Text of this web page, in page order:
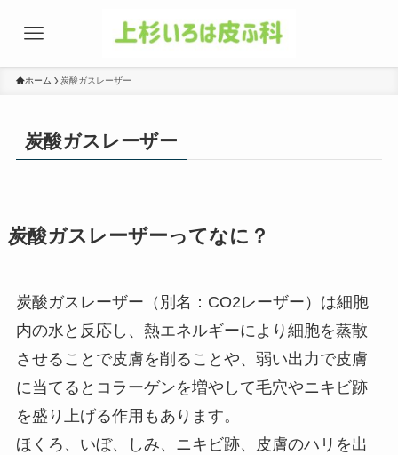
ホーム 炭酸ガスレーザー
炭酸ガスレーザー
炭酸ガスレーザーってなに？
炭酸ガスレーザー（別名：CO2レーザー）は細胞
内の水と反応し、熱エネルギーにより細胞を蒸散
させることで皮膚を削ることや、弱い出力で皮膚
に当てるとコラーゲンを増やして毛穴やニキビ跡
を盛り上げる作用もあります。
ほくろ、いぼ、しみ、ニキビ跡、皮膚のハリを出